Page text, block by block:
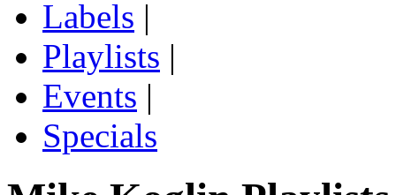
Labels |
Playlists |
Events |
Specials